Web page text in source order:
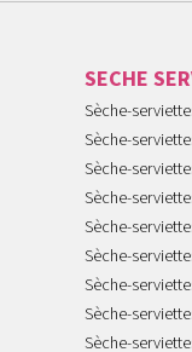
SECHE
Sèche-
Sèche-
Sèche-
Sèche-
Sèche-
Sèche-
Sèche-
Sèche-
Sèche-